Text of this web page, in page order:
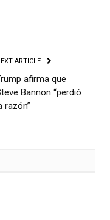
ARTICLE
afirma que
Bannon “perdió
razón”